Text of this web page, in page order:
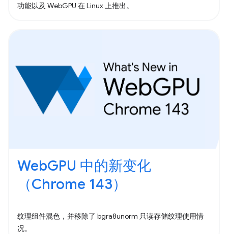
功能以及 WebGPU 在 Linux 上推出。
WebGPU 中的新变化
（Chrome 143）
纹理组件混色，并移除了 bgra8unorm 只读存储纹理使用情
况。